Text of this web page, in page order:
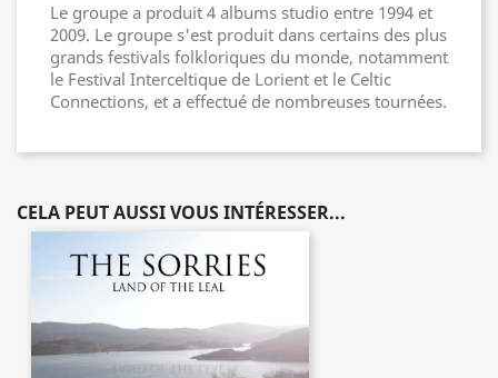
Le groupe a produit 4 albums studio entre 1994 et
2009. Le groupe s'est produit dans certains des plus
grands festivals folkloriques du monde, notamment
le Festival Interceltique de Lorient et le Celtic
Connections, et a effectué de nombreuses tournées.
CELA PEUT AUSSI VOUS INTÉRESSER...